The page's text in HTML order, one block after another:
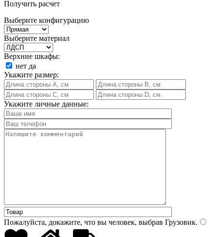
Получить расчет
Выберите конфигурацию
Выберите материал
Верхние шкафы:
нет да
Укажите размер:
Укажите личные данные:
Пожалуйста, докажите, что вы человек, выбрав Грузовик.